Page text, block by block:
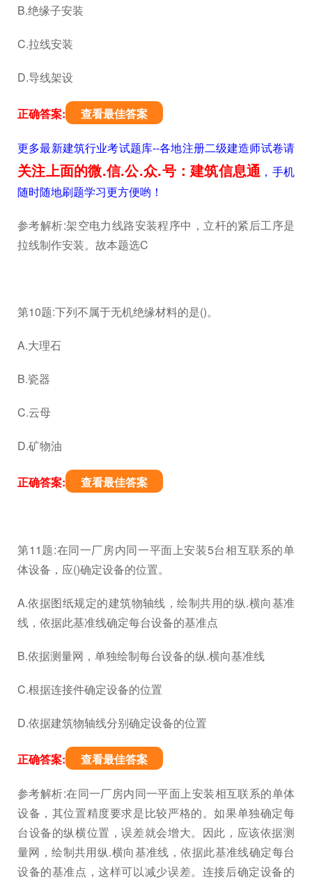
B.绝缘子安装
C.拉线安装
D.导线架设
正确答案: 查看最佳答案
更多最新建筑行业考试题库--各地注册二级建造师试卷请
关注上面的微.信.公.众.号：建筑信息通，手机
随时随地刷题学习更方便哟！
参考解析:架空电力线路安装程序中，立杆的紧后工序是
拉线制作安装。故本题选C
第10题:下列不属于无机绝缘材料的是()。
A.大理石
B.瓷器
C.云母
D.矿物油
正确答案: 查看最佳答案
第11题:在同一厂房内同一平面上安装5台相互联系的单
体设备，应()确定设备的位置。
A.依据图纸规定的建筑物轴线，绘制共用的纵.横向基准
线，依据此基准线确定每台设备的基准点
B.依据测量网，单独绘制每台设备的纵.横向基准线
C.根据连接件确定设备的位置
D.依据建筑物轴线分别确定设备的位置
正确答案: 查看最佳答案
参考解析:在同一厂房内同一平面上安装相互联系的单体
设备，其位置精度要求是比较严格的。如果单独确定每
台设备的纵横位置，误差就会增大。因此，应该依据测
量网，绘制共用纵.横向基准线，依据此基准线确定每台
设备的基准点，这样可以减少误差。连接后确定设备的